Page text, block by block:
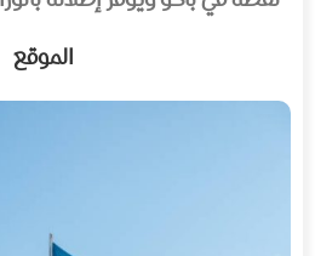
الموقع